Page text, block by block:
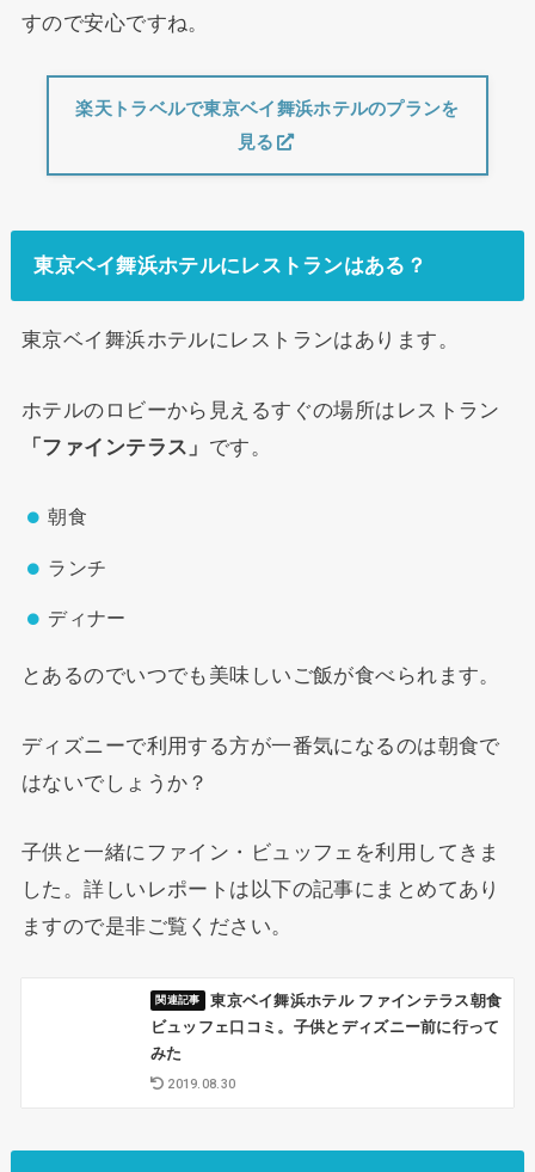
すので安心ですね。
楽天トラベルで東京ベイ舞浜ホテルのプランを
見る
東京ベイ舞浜ホテルにレストランはある？
東京ベイ舞浜ホテルにレストランはあります。
ホテルのロビーから見えるすぐの場所はレストラン
「ファインテラス」 です。
朝食
ランチ
ディナー
とあるのでいつでも美味しいご飯が食べられます。
ディズニーで利用する方が一番気になるのは朝食で
はないでしょうか？
子供と一緒にファイン・ビュッフェを利用してきま
した。詳しいレポートは以下の記事にまとめてあり
ますので是非ご覧ください。
東京ベイ舞浜ホテル ファインテラス朝食
ビュッフェ口コミ。子供とディズニー前に行って
みた
2019.08.30